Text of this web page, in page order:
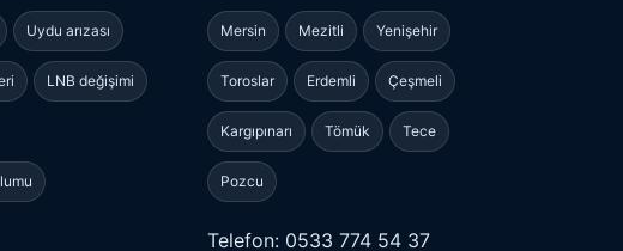
Uydu arızası
LNB değişimi
Mersin Mezitli Yenişehir
Toroslar Erdemli Çeşmeli
Kargıpınarı Tömük Tece
Pozcu
Telefon: 0533 774 54 37